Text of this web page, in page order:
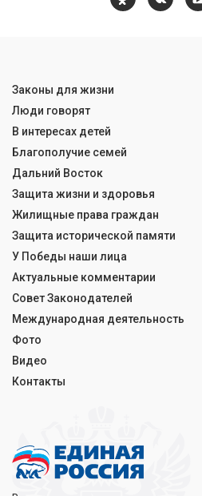
Законы для жизни
Люди говорят
В интересах детей
Благополучие семей
Дальний Восток
Защита жизни и здоровья
Жилищные права граждан
Защита исторической памяти
У Победы наши лица
Актуальные комментарии
Совет Законодателей
Международная деятельность
Фото
Видео
Контакты